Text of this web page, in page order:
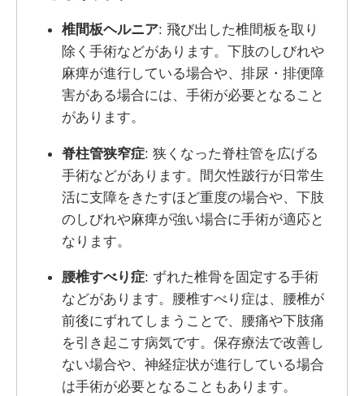
椎間板ヘルニア: 飛び出した椎間板を取り
除く手術などがあります。下肢のしびれや
麻痺が進行している場合や、排尿・排便障
害がある場合には、手術が必要となること
があります。
脊柱管狭窄症: 狭くなった脊柱管を広げる
手術などがあります。間欠性跛行が日常生
活に支障をきたすほど重度の場合や、下肢
のしびれや麻痺が強い場合に手術が適応と
なります。
腰椎すべり症: ずれた椎骨を固定する手術
などがあります。腰椎すべり症は、腰椎が
前後にずれてしまうことで、腰痛や下肢痛
を引き起こす病気です。保存療法で改善し
ない場合や、神経症状が進行している場合
は手術が必要となることもあります。